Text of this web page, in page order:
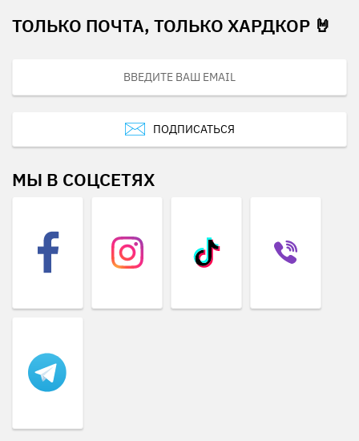
ТОЛЬКО ПОЧТА, ТОЛЬКО ХАРДКОР 🤘
ПОДПИСАТЬСЯ
МЫ В СОЦСЕТЯХ